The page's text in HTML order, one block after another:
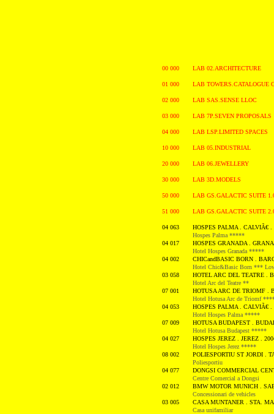
00 000 LAB 02.ARCHITECTURE
01 000 LAB TOWERS.CATALOGUE
02 000 LAB SAS.SENSE LLOC
03 000 LAB 7P.SEVEN PROPOSALS
04 000 LAB LSP.LIMITED SPACES
10 000 LAB 05.INDUSTRIAL
20 000 LAB 06.JEWELLERY
30 000 LAB 3D.MODELS
50 000 LAB GS.GALACTIC SUITE
51 000 LAB GS.GALACTIC SUITE
04 063
HOSPES PALMA . CALVIÃ€ .
Hospes Palma *****
04 017
HOSPES GRANADA .
Hotel Hospes Granada *****
04 002
CHICandBASIC BORN .
Hotel Chic&Basic Born ***
03 058
HOTEL ARC DEL TEATRE .
Hotel Arc del Teatre **
07 001
HOTUSA ARC DE TRIOMF .
Hotel Hotusa Arc de Triomf
04 053
HOSPES PALMA . CALVIÃ€ .
Hotel Hospes Palma *****
07 009
HOTUSA BUDAPEST .
Hotel Hotusa Budapest *****
04 027
HOSPES JEREZ . JEREZ .
Hotel Hospes Jerez *****
08 002
POLIESPORTIU ST JORDI .
Poliesportiu
04 077
DONGSI COMMERCIAL
Centre Comercial a Dongsi
02 012
BMW MOTOR MUNICH .
Concessionari de vehicles
03 005
CASA MUNTANER . STA.
Casa unifamiliar